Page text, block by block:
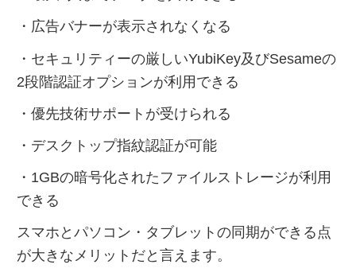
・広告バナーが表示されなくなる
・セキュリティーの厳しいYubiKey及びSesameの
2段階認証オプションが利用できる
・優先技術サポートが受けられる
・デスクトップ指紋認証が可能
・1GBの暗号化されたファイルストレージが利用
できる
スマホとパソコン・タブレットの同期ができる点
が大きなメリットだと言えます。